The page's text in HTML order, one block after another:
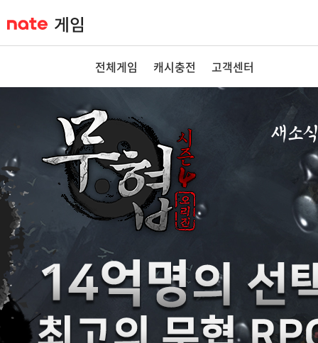
전체게임 캐시충전 고객센터
새소
공지사항
이벤트
GM노트
GM TIP